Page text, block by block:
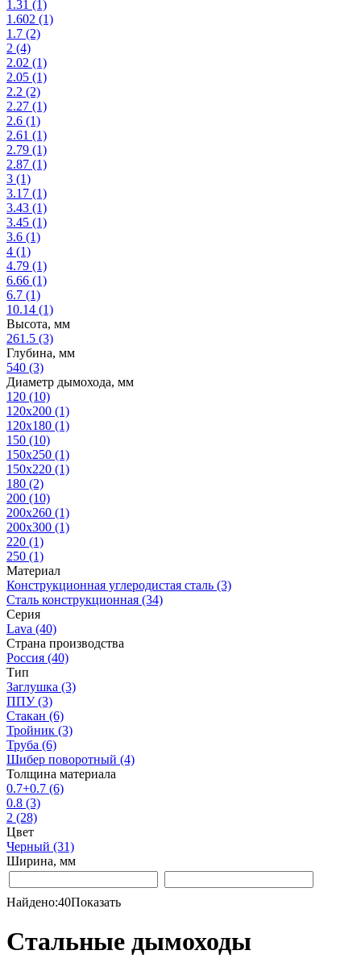
1.31 (1)
1.602 (1)
1.7 (2)
2 (4)
2.02 (1)
2.05 (1)
2.2 (2)
2.27 (1)
2.6 (1)
2.61 (1)
2.79 (1)
2.87 (1)
3 (1)
3.17 (1)
3.43 (1)
3.45 (1)
3.6 (1)
4 (1)
4.79 (1)
6.66 (1)
6.7 (1)
10.14 (1)
Высота, мм
261.5 (3)
Глубина, мм
540 (3)
Диаметр дымохода, мм
120 (10)
120x200 (1)
120х180 (1)
150 (10)
150x250 (1)
150х220 (1)
180 (2)
200 (10)
200x260 (1)
200х300 (1)
220 (1)
250 (1)
Материал
Конструкционная углеродистая сталь (3)
Сталь конструкционная (34)
Серия
Lava (40)
Страна производства
Россия (40)
Тип
Заглушка (3)
ППУ(3)
Стакан (6)
Тройник (3)
Труба (6)
Шибер поворотный (4)
Толщина материала
0.7+0.7 (6)
0.8 (3)
2 (28)
Цвет
Черный (31)
Ширина, мм
Найдено:40Показать
Стальные дымоходы